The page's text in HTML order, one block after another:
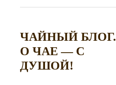
ЧАЙНЫЙ БЛОГ.
О ЧАЕ — С
ДУШОЙ!